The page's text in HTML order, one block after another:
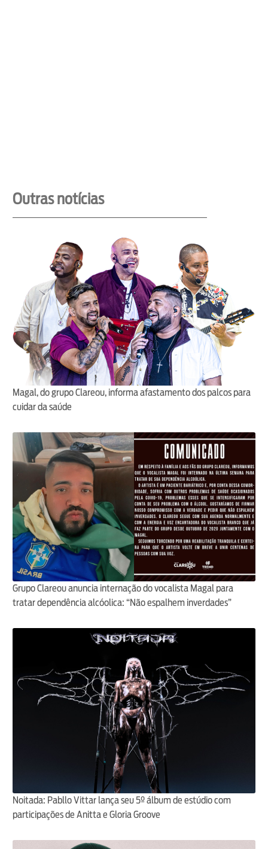
Outras notícias
Magal, do grupo Clareou, informa afastamento dos palcos para
cuidar da saúde
Grupo Clareou anuncia internação do vocalista Magal para
tratar dependência alcóolica: “Não espalhem inverdades”
Noitada: Pabllo Vittar lança seu 5º álbum de estúdio com
participações de Anitta e Gloria Groove